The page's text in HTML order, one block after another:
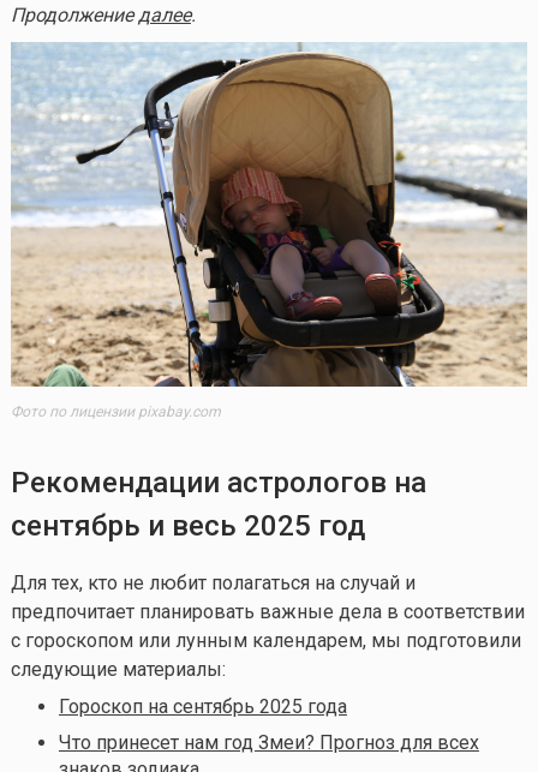
Продолжениедалее.
Фото по лицензии pixabay.com
Рекомендации астрологов на
сентябрь и весь 2025 год
Для тех, кто не любит полагаться на случай и
предпочитает планировать важные дела в соответствии
с гороскопом или лунным календарем, мы подготовили
следующие материалы:
Гороскоп на сентябрь 2025 года
Что принесет нам год Змеи? Прогноз для всех